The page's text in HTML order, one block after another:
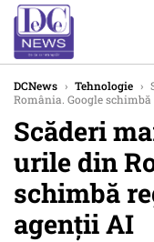
DCNews › Tehnologie ›
România. Google
Scăderi
urile din
schimbă
agenții AI